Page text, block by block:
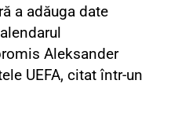
a adăuga date
Aleksander
UEFA, citat într-un